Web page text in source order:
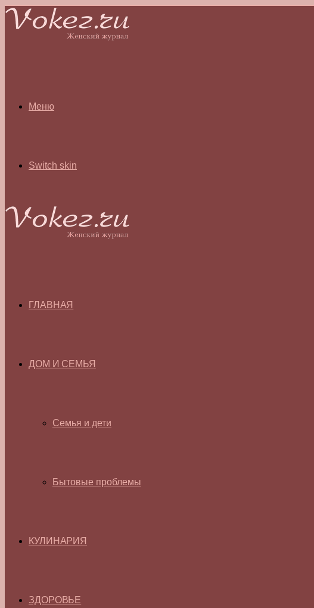
Меню
Switch skin
ГЛАВНАЯ
ДОМ И СЕМЬЯ
Семья и дети
Бытовые проблемы
КУЛИНАРИЯ
ЗДОРОВЬЕ